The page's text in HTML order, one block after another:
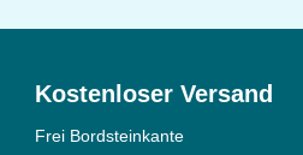
Kostenloser Versand
Frei Bordsteinkante